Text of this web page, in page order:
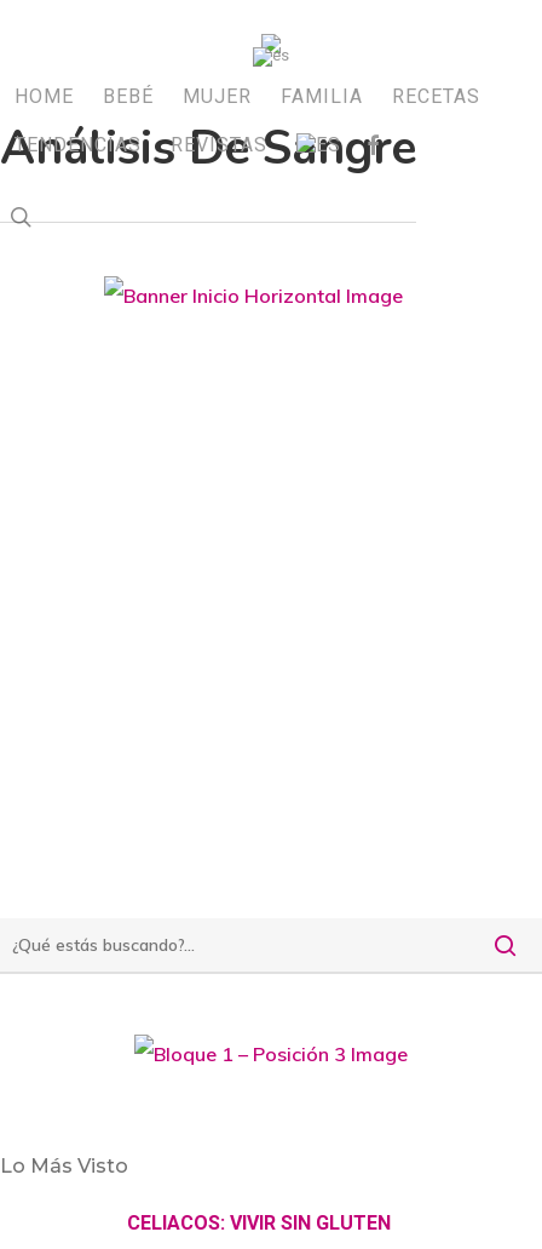
main
content
HOME BEBÉ MUJER FAMILIA RECETAS
TENDENCIAS REVISTAS FACEBOOK
search
Análisis De Sangre
afrontar un análisis de sangre
Lo Más Visto
CELIACOS: VIVIR SIN GLUTEN